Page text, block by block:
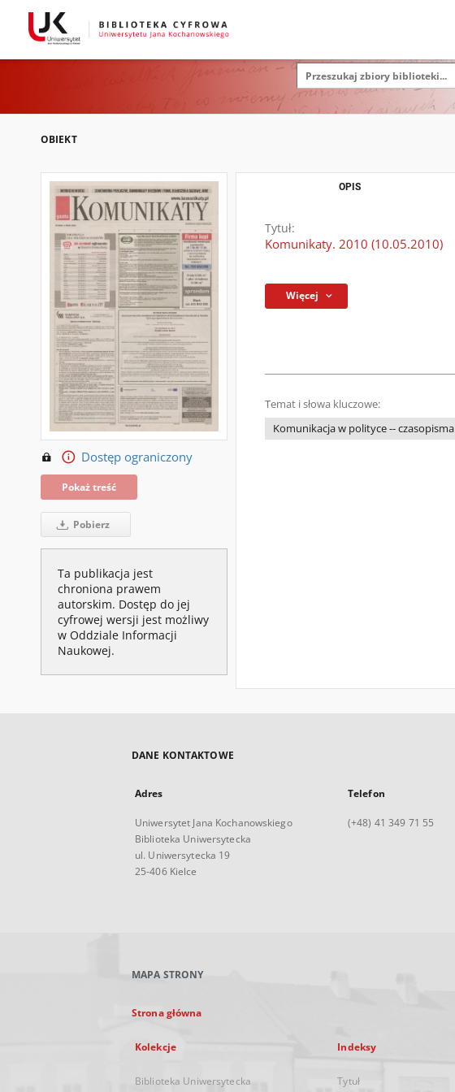
OBIEKT
Dostęp ograniczony
Pokaż treść
Pobierz
Ta publikacja jest
chroniona prawem
autorskim. Dostęp do jej
cyfrowej wersji jest możliwy
w Oddziale Informacji
Naukowej.
OPIS
Tytuł:
Komunikaty. 2010 (10.05.2010)
Więcej
Temat i słowa kluczowe:
Komunikacja w polityce -- czasopisma
DANE KONTAKTOWE
Adres
Uniwersytet Jana Kochanowskiego
Biblioteka Uniwersytecka
ul. Uniwersytecka 19
25-406 Kielce
Telefon
(+48) 41 349 71 55
MAPA STRONY
Strona główna
Kolekcje
Biblioteka Uniwersytecka
Indeksy
Tytuł